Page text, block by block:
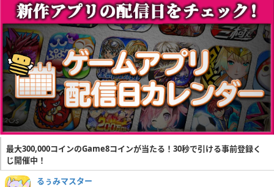
最大300,000コインのGame8コインが当たる！30秒で引ける事前登録く
じ開催中！
るぅみマスター